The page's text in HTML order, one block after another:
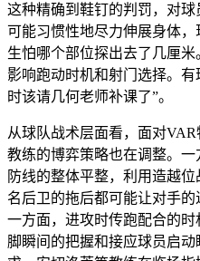
这种精确到鞋钉的判罚，对
可能习惯性地尽力伸展身体，
生怕哪个部位探出去了几厘
影响跑动时机和射门选择。
时该请几何老师补课了”。
从球队战术层面看，面对
教练的博弈策略也在调整。
防线的整体平整，利用造越
名后卫的拖后都可能让对手
一方面，进攻时传跑配合的
脚瞬间的把握和接应球员启